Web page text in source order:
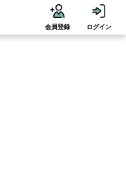
会員登録 ログイン